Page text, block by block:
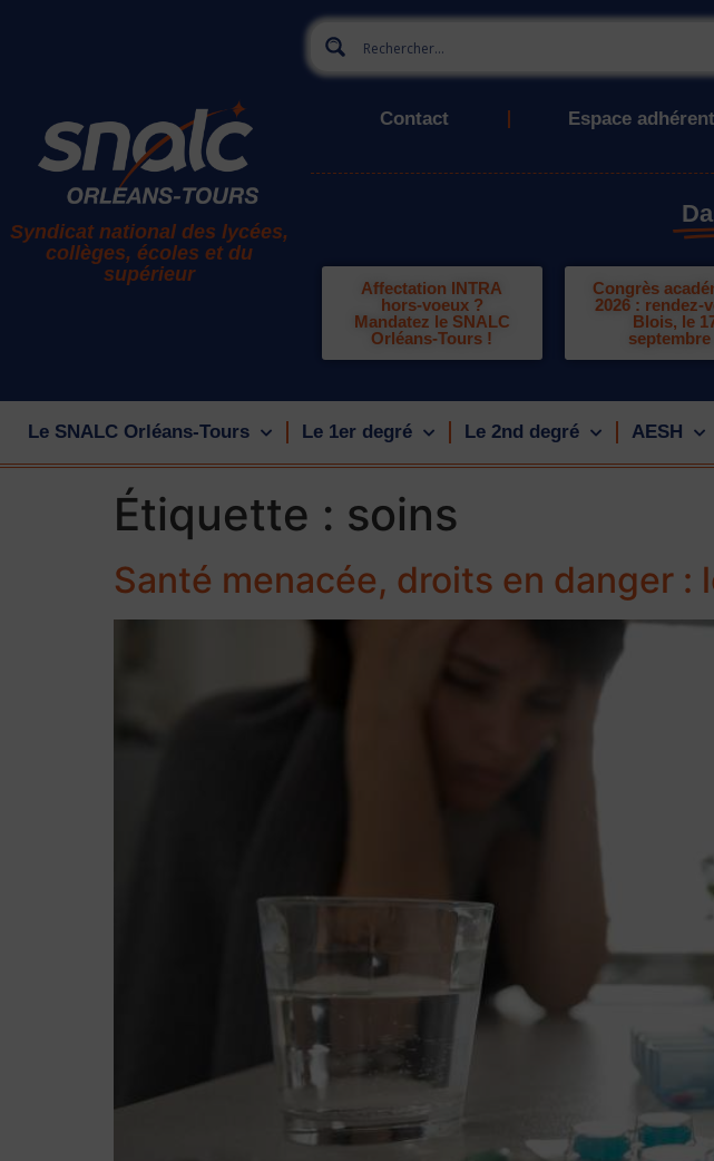
Syndicat national des lycées,
collèges, écoles et du
supérieur
Contact Espace adhérent
Affectation INTRA
hors-voeux ?
Mandatez le SNALC
Orléans-Tours !
Congrès
2026 : rendez-
Blois, le
septembre
Le SNALC Orléans-Tours Le 1er degré Le 2nd degré AESH
Étiquette : soins
Santé menacée, droits en danger :